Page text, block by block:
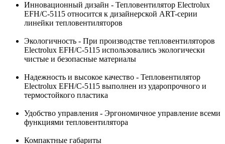
Инновационный дизайн - Тепловентилятор Electrolux
EFH/C-5115 относится к дизайнерской ART-серии
линейки тепловентиляторов
Экологичность - При производстве тепловентиляторов
Electrolux EFH/C-5115 использовались экологически
чистые и безопасные материалы
Надежность и высокое качество - Тепловентилятор
Electrolux EFH/C-5115 выполнен из ударопрочного и
термостойкого пластика
Удобство управления - Эргономичное управление всеми
функциями тепловентилятора
Компактные габариты